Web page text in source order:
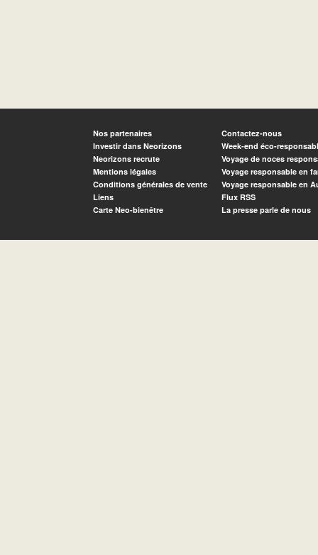
Nos partenaires
Investir dans Neorizons
Neorizons recrute
Mentions légales
Conditions générales de vente
Liens
Carte Neo-bienêtre
Contactez-nous
Week-end éco-
Voyage de noces
Voyage responsable en
Voyage responsable en
Flux RSS
La presse parle de nous